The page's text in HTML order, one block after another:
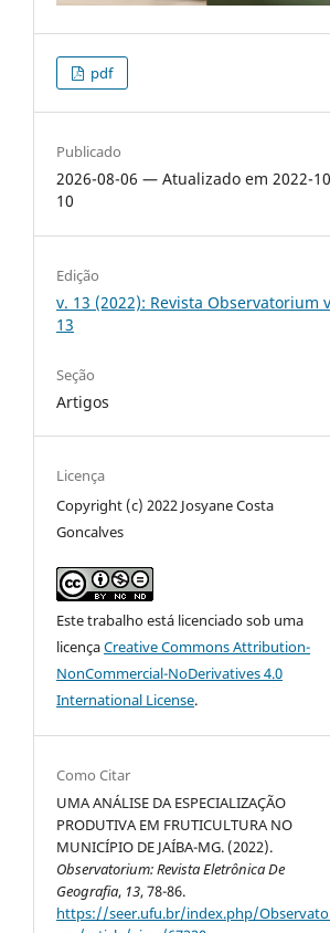
pdf
Publicado
2026-08-06 — Atualizado em 2022-
10
Edição
v. 13 (2022): Revista Observatorium
13
Seção
Artigos
Licença
Copyright (c) 2022 Josyane Costa
Goncalves
Este trabalho está licenciado sob uma
licençaCreative Commons Attribution-
NonCommercial-NoDerivatives 4.0
International License.
Como Citar
UMA ANÁLISE DA ESPECIALIZAÇÃO
PRODUTIVA EM FRUTICULTURA NO
MUNICÍPIO DE JAÍBA-MG. (2022).
Observatorium: Revista Eletrônica De
Geografia, 13, 78-86.
https://seer.ufu.br/index.php/